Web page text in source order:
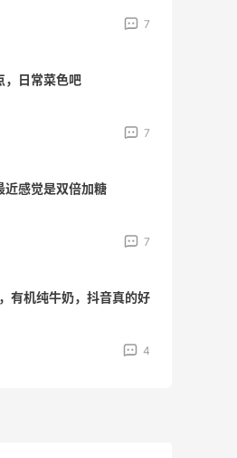
脚踏凳，重新换了一个之前
回家干饭，江西菜的真的好
小区门口新开的姐弟手工面